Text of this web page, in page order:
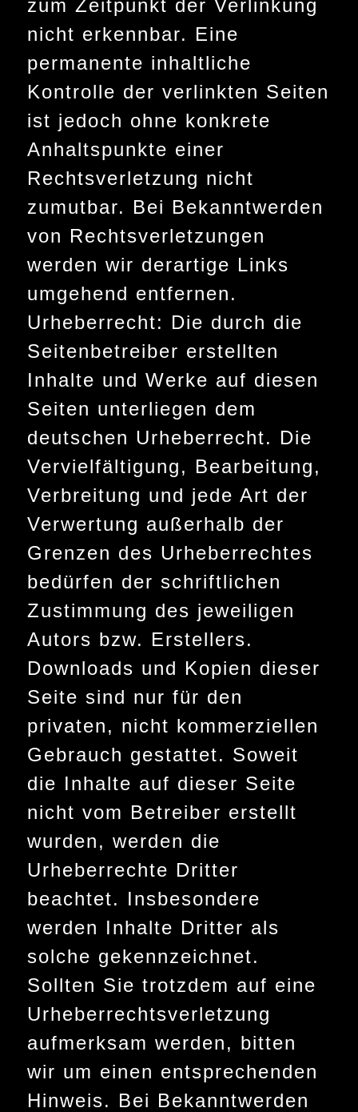
zum Zeitpunkt der Verlinkung
nicht erkennbar. Eine
permanente inhaltliche
Kontrolle der verlinkten Seiten
ist jedoch ohne konkrete
Anhaltspunkte einer
Rechtsverletzung nicht
zumutbar. Bei Bekanntwerden
von Rechtsverletzungen
werden wir derartige Links
umgehend entfernen.
Urheberrecht: Die durch die
Seitenbetreiber erstellten
Inhalte und Werke auf diesen
Seiten unterliegen dem
deutschen Urheberrecht. Die
Vervielfältigung, Bearbeitung,
Verbreitung und jede Art der
Verwertung außerhalb der
Grenzen des Urheberrechtes
bedürfen der schriftlichen
Zustimmung des jeweiligen
Autors bzw. Erstellers.
Downloads und Kopien dieser
Seite sind nur für den
privaten, nicht kommerziellen
Gebrauch gestattet. Soweit
die Inhalte auf dieser Seite
nicht vom Betreiber erstellt
wurden, werden die
Urheberrechte Dritter
beachtet. Insbesondere
werden Inhalte Dritter als
solche gekennzeichnet.
Sollten Sie trotzdem auf eine
Urheberrechtsverletzung
aufmerksam werden, bitten
wir um einen entsprechenden
Hinweis. Bei Bekanntwerden